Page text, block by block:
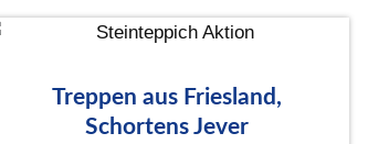
Treppen aus Friesland,
Schortens Jever